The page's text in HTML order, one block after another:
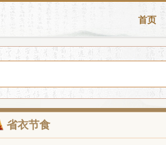
首页
省衣节食